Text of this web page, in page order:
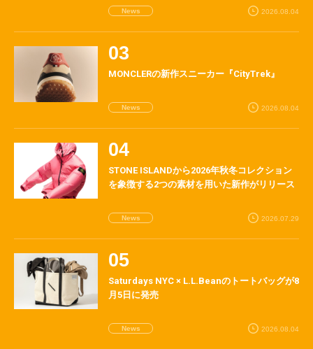
News 2026.08.04
MONCLERの新作スニーカー『CityTrek』
News 2026.08.04
STONE ISLANDから2026年秋冬コレクション
を象徴する2つの素材を用いた新作がリリース
News 2026.07.29
Saturdays NYC × L.L.Beanのトートバッグが8
月5日に発売
News 2026.08.04